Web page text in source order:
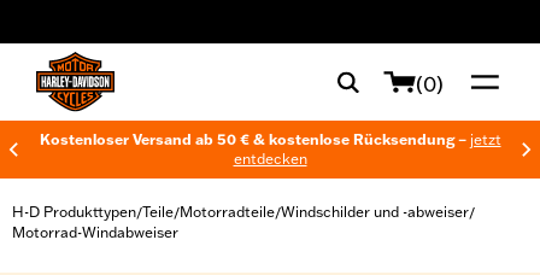
(0)
Kostenloser Versand ab 50 € & kostenlose Rücksendung – jetzt
entdecken
H-D Produkttypen/Teile/Motorradteile/Windschilder und -abweiser/
Motorrad-Windabweiser